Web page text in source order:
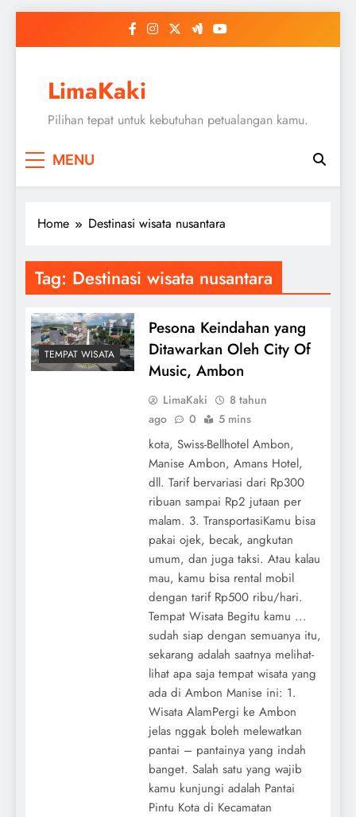
LimaKaki
Pilihan tepat untuk kebutuhan petualangan kamu.
MENU
Home Destinasi wisata nusantara
Tag: Destinasi wisata nusantara
TEMPAT WISATA
Pesona Keindahan yang
Ditawarkan Oleh City Of
Music, Ambon
LimaKaki
8 tahun
ago
0 5 mins
kota, Swiss-Bellhotel Ambon,
Manise Ambon, Amans Hotel,
dll. Tarif bervariasi dari Rp300
ribuan sampai Rp2 jutaan per
malam. 3. TransportasiKamu bisa
pakai ojek, becak, angkutan
umum, dan juga taksi. Atau kalau
mau, kamu bisa rental mobil
dengan tarif Rp500 ribu/hari.
Tempat Wisata Begitu kamu ...
sudah siap dengan semuanya itu,
sekarang adalah saatnya melihat-
lihat apa saja tempat wisata yang
ada di Ambon Manise ini: 1.
Wisata AlamPergi ke Ambon
jelas nggak boleh melewatkan
pantai – pantainya yang indah
banget. Salah satu yang wajib
kamu kunjungi adalah Pantai
Pintu Kota di Kecamatan